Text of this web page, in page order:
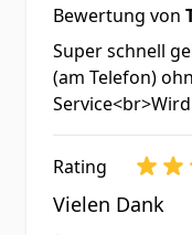
Bewertung von
Super schnell
(am Telefon)
Rating
Vielen Dank